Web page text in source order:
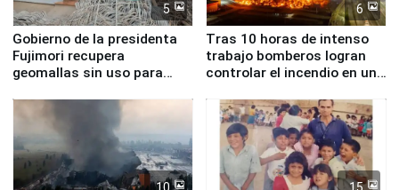
5
Gobierno de la presidenta
Fujimori recupera
geomallas sin uso para
Fenómeno El Niño
6
Tras 10 horas de intenso
trabajo bomberos logran
controlar el incendio en una
de Chile
10 15